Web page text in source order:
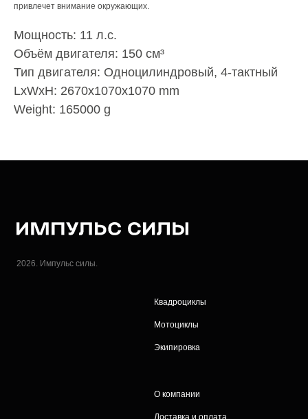
привлечет внимание окружающих.
Мощность: 11 л.с.
Объём двигателя: 150 см³
Тип двигателя: Одноцилиндровый, 4-тактный
LxWxH: 2670x1070x1070 mm
Weight: 165000 g
2026. Импульс силы.
Квадроциклы
Мотоциклы
Экипировка
О компании
Доставка и оплата